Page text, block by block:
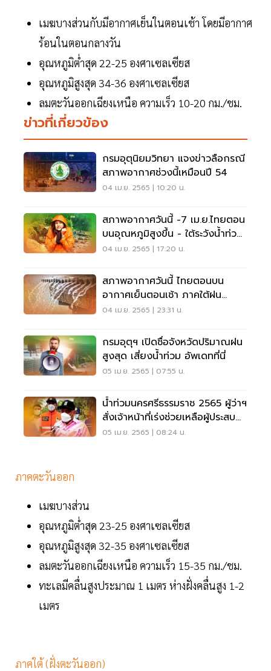
เมฆบางส่วนกับมีอากาศเย็นในตอนเช้า โดยมีอากาศ
ร้อนในตอนกลางวัน
อุณหภูมิต่ำสุด 22-25 องศาเซลเซียส
อุณหภูมิสูงสุด 34-36 องศาเซลเซียส
ลมตะวันออกเฉียงเหนือ ความเร็ว 10-20 กม./ชม.
ข่าวที่เกี่ยวข้อง
กรมอุตุนิยมวิทยา แจงข่าวลือกรณี
สภาพอากาศช่วงนี้เหมือนปี 54
04 เม.ย. 2565 | 10:20 น.
สภาพอากาศวันนี้ -7 เม.ย.ไทยตอน
บนอุณหภูมิสูงขึ้น - ใต้ระวังน้ำท่วม
ฉับพลัน
04 เม.ย. 2565 | 17:20 น.
สภาพอากาศวันนี้ ไทยตอนบน
อากาศเย็นตอนเช้า ภาคใต้ฝน
ตกหนักถึงหนักมากบางแห่ง
04 เม.ย. 2565 | 23:31 น.
กรมอุตุฯ เปิดชื่อจังหวัดปริมาณฝน
สูงสุด เสี่ยงน้ำท่วม อัพเดทที่นี่
05 เม.ย. 2565 | 07:55 น.
น้ำท่วมนครศรีธรรมราช 2565 ผู้ว่าฯ
สั่งเจ้าหน้าที่เร่งช่วยเหลือผู้ประสบ
ภัย
05 เม.ย. 2565 | 08:24 น.
ภาคตะวันออก
เมฆบางส่วน
อุณหภูมิต่ำสุด 23-25 องศาเซลเซียส
อุณหภูมิสูงสุด 32-35 องศาเซลเซียส
ลมตะวันออกเฉียงเหนือ ความเร็ว 15-35 กม./ชม.
ทะเลมีคลื่นสูงประมาณ 1 เมตร ห่างฝั่งคลื่นสูง 1-2
เมตร
ภาคใต้ (ฝั่งตะวันออก)